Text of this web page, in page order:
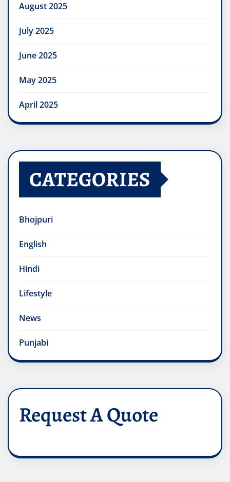
August 2025
July 2025
June 2025
May 2025
April 2025
CATEGORIES
Bhojpuri
English
Hindi
Lifestyle
News
Punjabi
Request A Quote